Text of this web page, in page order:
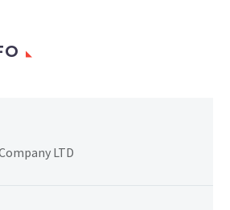
LTD